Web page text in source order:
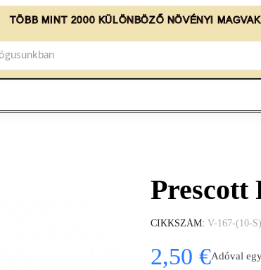
TÖBB MINT 2000 KÜLÖNBÖZŐ NÖVÉNYI MAGVAK
Prescott
CIKKSZÁM V-167-(10-S)
2,50 €Adóval